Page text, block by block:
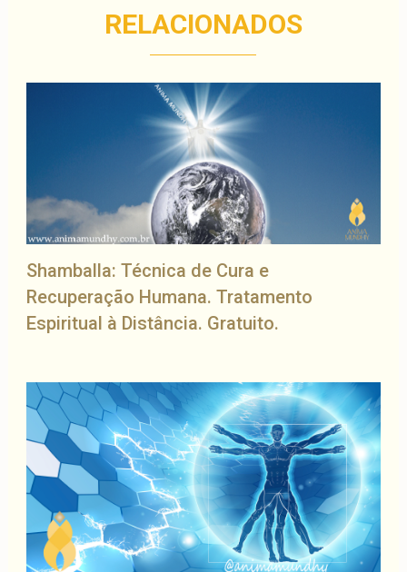
RELACIONADOS
Shamballa: Técnica de Cura e
Recuperação Humana. Tratamento
Espiritual à Distância. Gratuito.